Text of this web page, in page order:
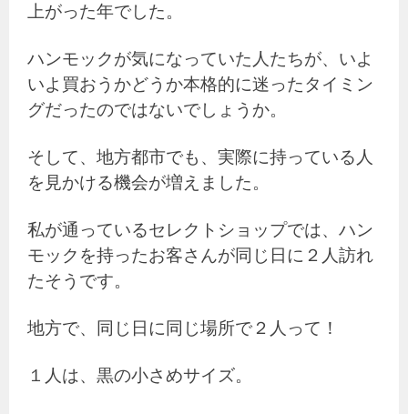
上がった年でした。
ハンモックが気になっていた人たちが、いよ
いよ買おうかどうか本格的に迷ったタイミン
グだったのではないでしょうか。
そして、地方都市でも、実際に持っている人
を見かける機会が増えました。
私が通っているセレクトショップでは、ハン
モックを持ったお客さんが同じ日に２人訪れ
たそうです。
地方で、同じ日に同じ場所で２人って！
１人は、黒の小さめサイズ。